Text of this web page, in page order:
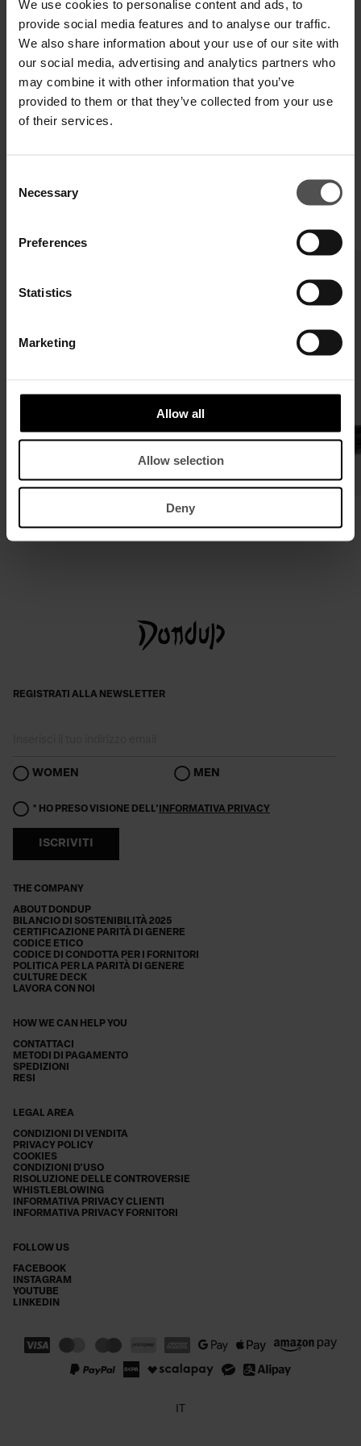
We use cookies to personalise content and ads, to
provide social media features and to analyse our traffic.
We also share information about your use of our site with
our social media, advertising and analytics partners who
may combine it with other information that you’ve
provided to them or that they’ve collected from your use
of their services.
Selection
Necessary
Preferences
Statistics
Marketing
Allow all
Allow selection
Deny
SPEDIZIONE E RESO
DIGITAL PRODUCT PASSPORT
T-shirt girocollo regular in jersey
€ 65,00
€ 100,00
€ 299,00
€ 460,00
THE COMPANY
ABOUT DONDUP
BILANCIO DI SOSTENIBILITÀ 2025
CERTIFICAZIONE PARITÀ DI GENERE
CODICE ETICO
CODICE DI CONDOTTA PER I FORNITORI
POLITICA PER LA PARITÀ DI GENERE
CULTURE DECK
LAVORA CON NOI
HOW WE CAN HELP YOU
CONTATTACI
METODI DI PAGAMENTO
SPEDIZIONI
RESI
LEGAL AREA
CONDIZIONI DI VENDITA
PRIVACY POLICY
COOKIES
CONDIZIONI D'USO
RISOLUZIONE DELLE CONTROVERSIE
WHISTLEBLOWING
INFORMATIVA PRIVACY CLIENTI
INFORMATIVA PRIVACY FORNITORI
FOLLOW US
FACEBOOK
INSTAGRAM
YOUTUBE
LINKEDIN
REGISTRATI ALLA NEWSLETTER
WOMEN MEN
* HO PRESO VISIONE DELL' INFORMATIVA PRIVACY
ISCRIVITI
IT